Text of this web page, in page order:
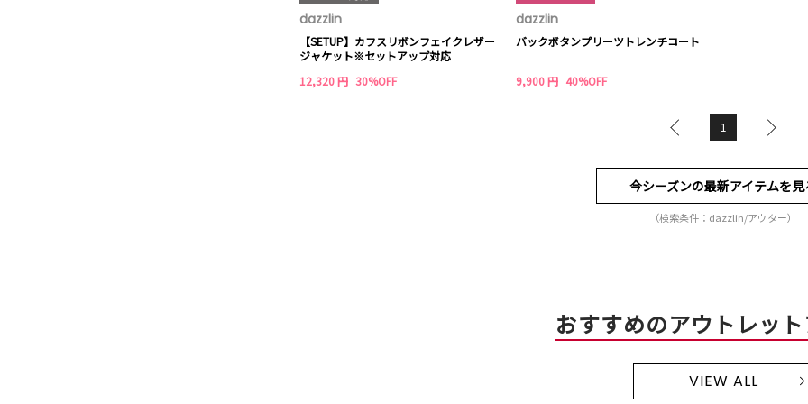
dazzlin
【SETUP】カフスリボンフェイクレザー
ジャケット※セットアップ対応
12,320 円 30%OFF
dazzlin
バックボタンプリーツトレンチコート
9,900 円 40%OFF
1
今シーズンの最新アイテムを見
（検索条件：dazzlin/アウター）
おすすめのアウトレッ
VIEW ALL